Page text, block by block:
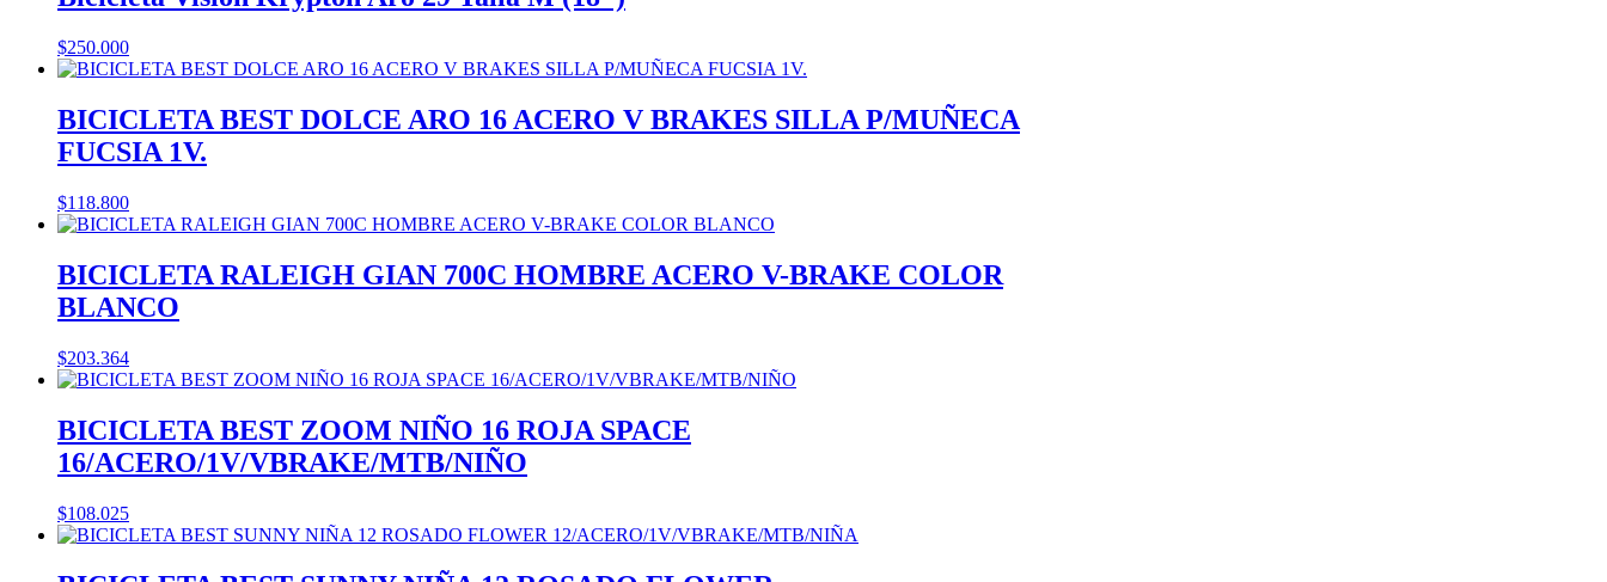
$250.000
BICICLETA BEST DOLCE ARO 16 ACERO V BRAKES SILLA P/MUÑECA
FUCSIA 1V.
$118.800
BICICLETA RALEIGH GIAN 700C HOMBRE ACERO V-BRAKE COLOR
BLANCO
$203.364
BICICLETA BEST ZOOM NIÑO 16 ROJA SPACE
16/ACERO/1V/VBRAKE/MTB/NIÑO
$108.025